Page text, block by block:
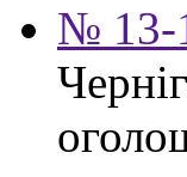
№ 13-